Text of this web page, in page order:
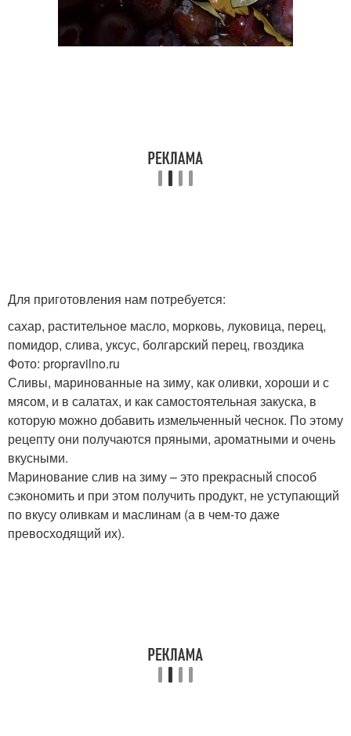
Для приготовления нам потребуется:
сахар, растительное масло, морковь, луковица, перец,
помидор, слива, уксус, болгарский перец, гвоздика
Фото: propravilno.ru
Сливы, маринованные на зиму, как оливки, хороши и с
мясом, и в салатах, и как самостоятельная закуска, в
которую можно добавить измельченный чеснок. По этому
рецепту они получаются пряными, ароматными и очень
вкусными.
Маринование слив на зиму – это прекрасный способ
сэкономить и при этом получить продукт, не уступающий
по вкусу оливкам и маслинам (а в чем-то даже
превосходящий их).